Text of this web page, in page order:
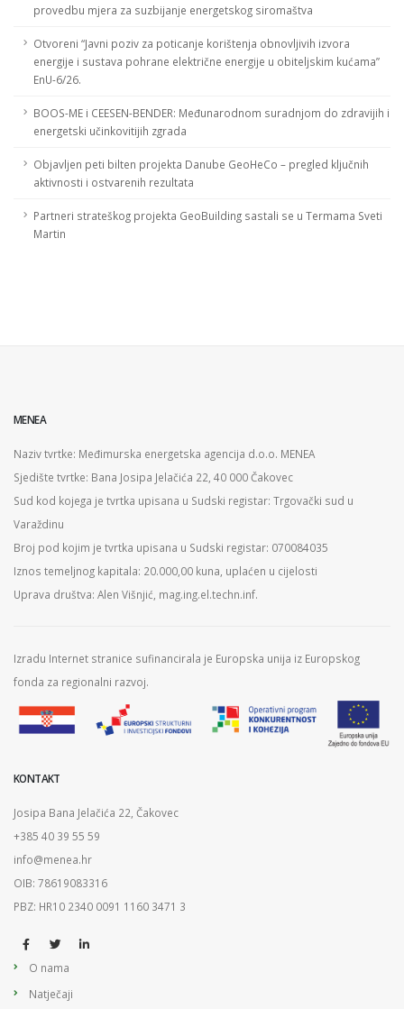
provedbu mjera za suzbijanje energetskog siromaštva
Otvoreni “Javni poziv za poticanje korištenja obnovljivih izvora
energije i sustava pohrane električne energije u obiteljskim kućama”
EnU-6/26.
BOOS-ME i CEESEN-BENDER: Međunarodnom suradnjom do zdravijih i
energetski učinkovitijih zgrada
Objavljen peti bilten projekta Danube GeoHeCo – pregled ključnih
aktivnosti i ostvarenih rezultata
Partneri strateškog projekta GeoBuilding sastali se u Termama Sveti
Martin
MENEA
Naziv tvrtke: Međimurska energetska agencija d.o.o. MENEA
Sjedište tvrtke: Bana Josipa Jelačića 22, 40 000 Čakovec
Sud kod kojega je tvrtka upisana u Sudski registar: Trgovački sud u
Varaždinu
Broj pod kojim je tvrtka upisana u Sudski registar: 070084035
Iznos temeljnog kapitala: 20.000,00 kuna, uplaćen u cijelosti
Uprava društva: Alen Višnjić, mag.ing.el.techn.inf.
Izradu Internet stranice sufinancirala je Europska unija iz Europskog
fonda za regionalni razvoj.
KONTAKT
Josipa Bana Jelačića 22, Čakovec
+385 40 39 55 59
info@menea.hr
OIB: 78619083316
PBZ: HR10 2340 0091 1160 3471 3
O nama
Natječaji